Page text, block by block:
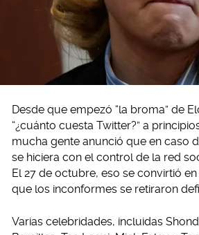
Desde que empezó “la broma” de
“¿cuánto cuesta Twitter?” a
mucha gente anunció que en caso
se hiciera con el control de la red
El 27 de octubre, eso se convirtió
que los inconformes se retiraron
Varias celebridades, incluidas